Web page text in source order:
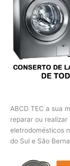
ABCD TEC a sua
reparar ou
eletrodomésticos
do Sul e São